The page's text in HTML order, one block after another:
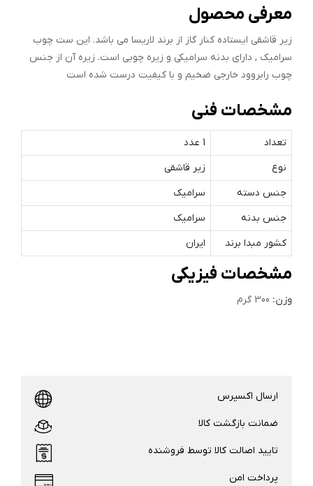
معرفی محصول
زیر قاشقی ایستاده کنار گاز از برند لاریسا می باشد. این ست چوب
سرامیک , دارای بدنه سرامیکی و زیره چوبی است. زیره آن از جنس
چوب رابروود خارجی ضخیم و با کیفیت درست شده است
مشخصات فنی
تعداد
1 عدد
نوع
زیر قاشقی
جنس دسته
سرامیک
جنس بدنه
سرامیک
کشور مبدا برند
ایران
مشخصات فیزیکی
وزن:
ارسال اکسپرس
ضمانت بازگشت کالا
تایید اصالت کالا توسط فروشنده
پرداخت امن